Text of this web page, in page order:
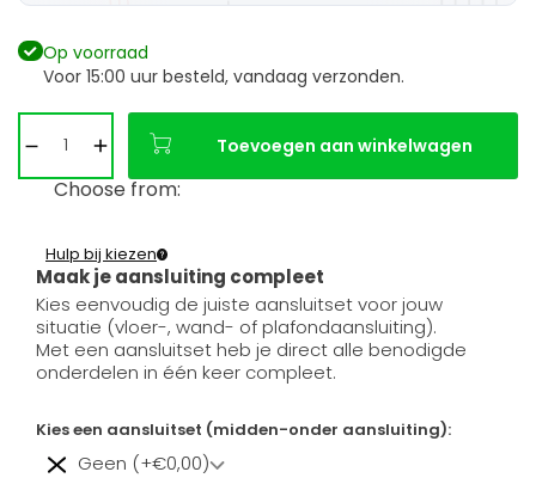
Op voorraad
Voor 15:00 uur besteld, vandaag verzonden.
Toevoegen aan winkelwagen
Choose from:
Maak je aansluiting compleet
Hulp bij kiezen
Kies eenvoudig de juiste aansluitset voor jouw
situatie (vloer-, wand- of plafondaansluiting).
Met een aansluitset heb je direct alle benodigde
onderdelen in één keer compleet.
Kies een aansluitset (midden-onder aansluiting):
Geen (+€0,00)